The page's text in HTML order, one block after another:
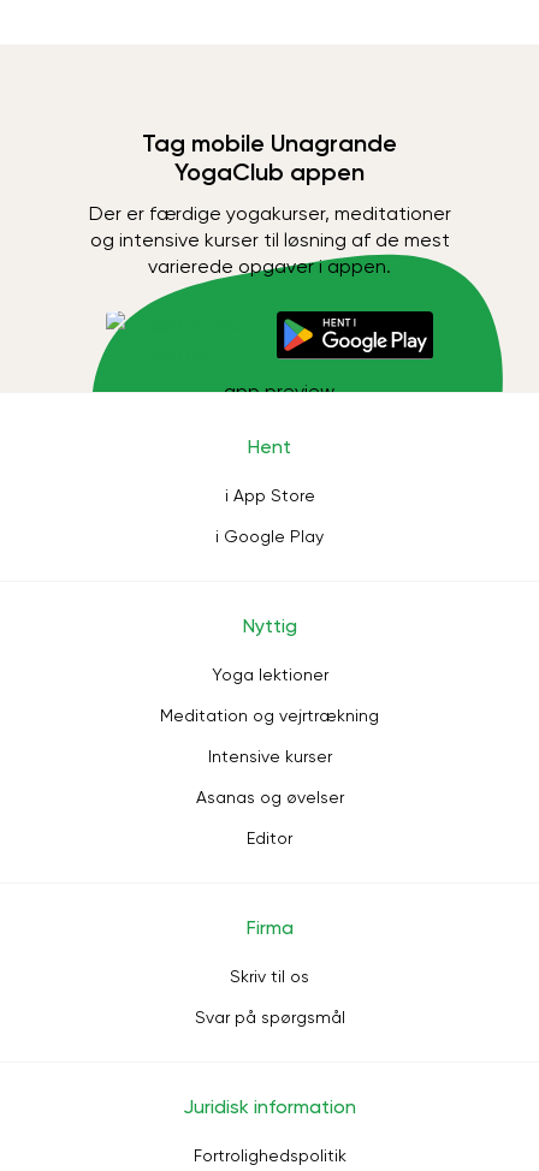
Tag mobile Unagrande
YogaClub appen
Der er færdige yogakurser, meditationer
og intensive kurser til løsning af de mest
varierede opgaver i appen.
Hent
i App Store
i Google Play
Nyttig
Yoga lektioner
Meditation og vejrtrækning
Intensive kurser
Asanas og øvelser
Editor
Firma
Skriv til os
Svar på spørgsmål
Juridisk information
Fortrolighedspolitik